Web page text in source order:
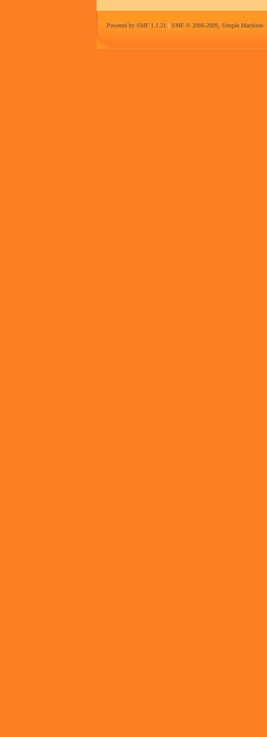
Powered by SMF 1.1.21 | SMF © 2006-2009, Simple Machines